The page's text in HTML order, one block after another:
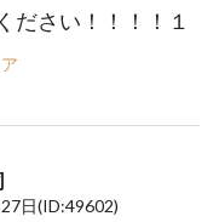
ださい！！！！１
日(ID:49602)